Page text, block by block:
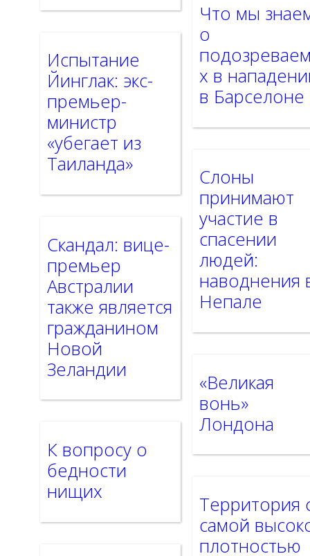
Испытание
Йинглак: экс-
премьер-
министр
«убегает из
Таиланда»
Скандал: вице-
премьер
Австралии
также является
гражданином
Новой
Зеландии
К вопросу о
бедности
нищих
Что мы
о
х в
в Барселоне
Слоны
принимают
участие в
спасении
людей:
наводнения
Непале
«Великая
вонь»
Лондона
Территория
самой
плотностью